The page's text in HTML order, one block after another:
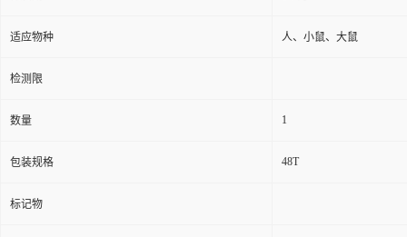
适应物种 人、小鼠、大鼠
检测限
数量 1
包装规格 48T
标记物